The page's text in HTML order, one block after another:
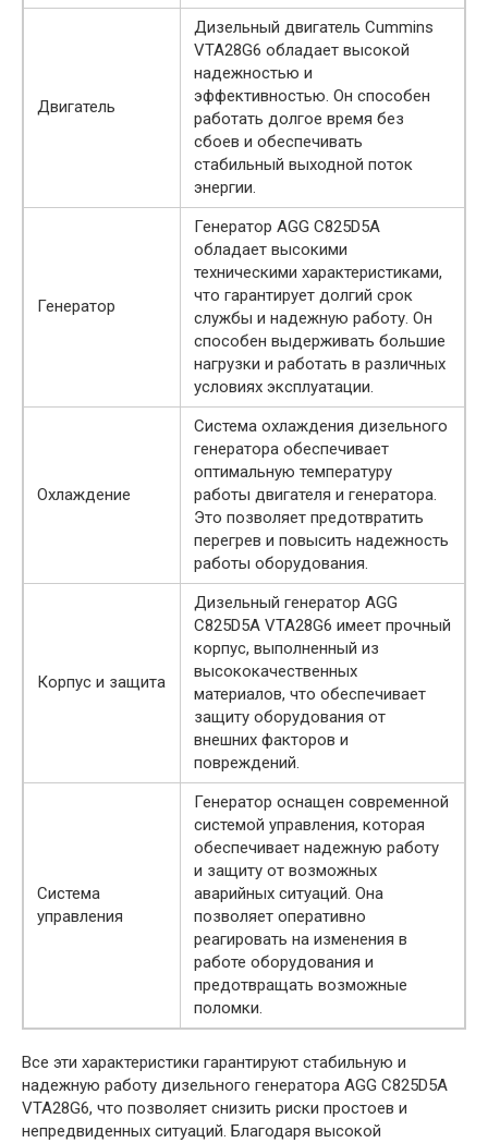
Двигатель
Дизельный двигатель Cummins
VTA28G6 обладает высокой
надежностью и
эффективностью. Он способен
работать долгое время без
сбоев и обеспечивать
стабильный выходной поток
энергии.
Генератор
Генератор AGG C825D5A
обладает высокими
техническими характеристиками,
что гарантирует долгий срок
службы и надежную работу. Он
способен выдерживать большие
нагрузки и работать в различных
условиях эксплуатации.
Охлаждение
Система охлаждения дизельного
генератора обеспечивает
оптимальную температуру
работы двигателя и генератора.
Это позволяет предотвратить
перегрев и повысить надежность
работы оборудования.
Корпус и защита
Дизельный генератор AGG
C825D5A VTA28G6 имеет прочный
корпус, выполненный из
высококачественных
материалов, что обеспечивает
защиту оборудования от
внешних факторов и
повреждений.
Система
управления
Генератор оснащен современной
системой управления, которая
обеспечивает надежную работу
и защиту от возможных
аварийных ситуаций. Она
позволяет оперативно
реагировать на изменения в
работе оборудования и
предотвращать возможные
поломки.
Все эти характеристики гарантируют стабильную и
надежную работу дизельного генератора AGG C825D5A
VTA28G6, что позволяет снизить риски простоев и
непредвиденных ситуаций. Благодаря высокой